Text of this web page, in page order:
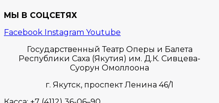
МЫ В СОЦСЕТЯХ
Facebook Instagram Youtube
Государственный Театр Оперы и Балета
Республики Саха (Якутия) им. Д.К. Сивцева-
Суорун Омоллоона
г. Якутск, проспект Ленина 46/1